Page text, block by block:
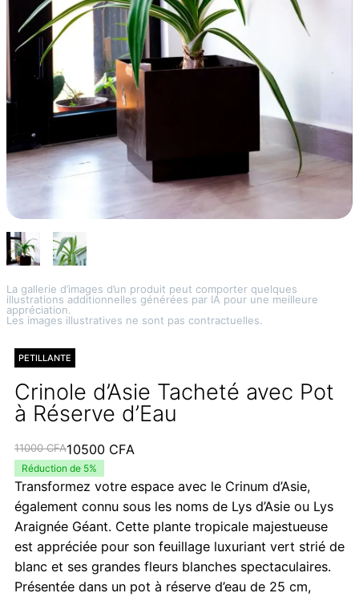
La gallerie d’images d’un produit peut comporter quelques
illustrations additionnelles générées par IA pour une meilleure
appréciation.
Les images illustratives ne sont pas contractuelles.
PETILLANTE
Crinole d’Asie Tacheté avec Pot
à Réserve d’Eau
11000CFA
Le
prix
initial
était :
11000 CFA.
10500 CFA
Le
prix
actuel
est :
10500 CFA.
Réduction de 5%
Transformez votre espace avec le Crinum d’Asie,
également connu sous les noms de Lys d’Asie ou Lys
Araignée Géant. Cette plante tropicale majestueuse
est appréciée pour son feuillage luxuriant vert strié de
blanc et ses grandes fleurs blanches spectaculaires.
Présentée dans un pot à réserve d’eau de 25 cm,